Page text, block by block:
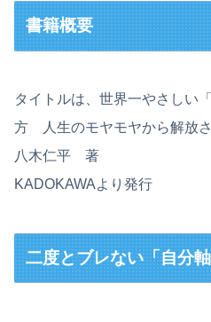
書籍概要
タイトルは、世界一やさしい
方 人生のモヤモヤから解放
八木仁平 著
KADOKAWAより発行
二度とブレない「自分